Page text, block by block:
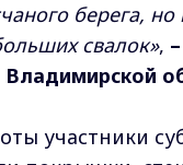
берега,
свалок»,
участники